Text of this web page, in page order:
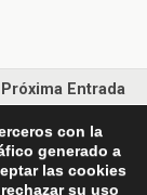
Próxima Entrada
Hijos?
con la
generado a
las cookies
su uso